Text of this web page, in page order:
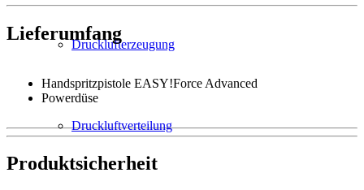
Drucklufterzeugung
Druckluftverteilung
Lieferumfang
Handspritzpistole EASY!Force Advanced
Powerdüse
Produktsicherheit